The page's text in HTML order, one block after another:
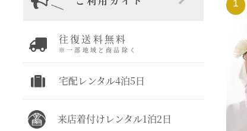
往復送料無料
※一部地域と商品除く
宅配レンタル4泊5日
来店着付けレンタル1泊2日
1